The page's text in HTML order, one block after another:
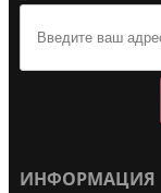
ИНФОРМАЦИЯ